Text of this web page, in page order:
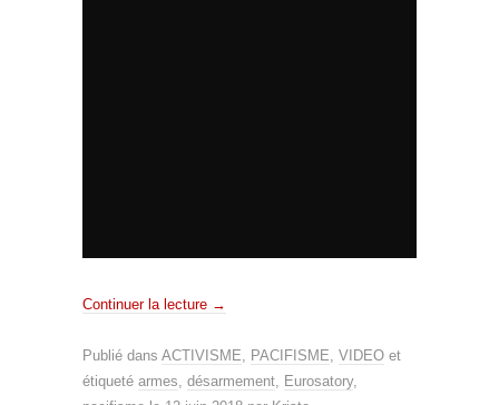
Continuer la lecture →
Publié dans ACTIVISME, PACIFISME, VIDEO et
étiqueté armes, désarmement, Eurosatory,